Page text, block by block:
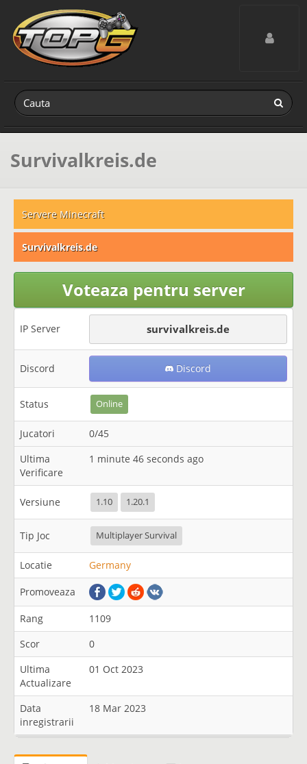
Toggle
Survivalkreis.de
Servere Minecraft
Survivalkreis.de
Voteaza pentru server
IP Server survivalkreis.de
Discord Discord
Status Online
Jucatori
0/45
Ultima
Verificare
1 minute 46 seconds ago
Versiune 1.10 1.20.1
Tip Joc Multiplayer Survival
Locatie Germany
Promoveaza
Rang
1109
Scor
0
Ultima
Actualizare
01 Oct 2023
Data
inregistrarii
18 Mar 2023